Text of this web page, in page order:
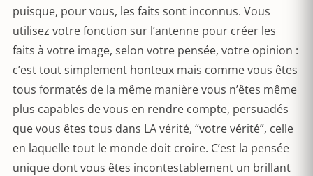
puisque, pour vous, les faits sont inconnus. Vous
utilisez votre fonction sur l’antenne pour créer les
faits à votre image, selon votre pensée, votre opinion :
c’est tout simplement honteux mais comme vous êtes
tous formatés de la même manière vous n’êtes même
plus capables de vous en rendre compte, persuadés
que vous êtes tous dans LA vérité, “votre vérité”, celle
en laquelle tout le monde doit croire. C’est la pensée
unique dont vous êtes incontestablement un brillant